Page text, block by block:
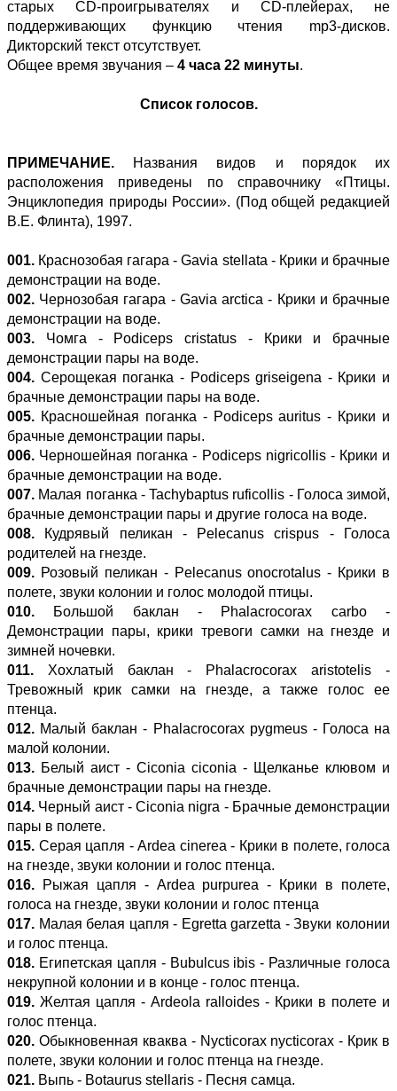
старых CD-проигрывателях и CD-плейерах, не
поддерживающих функцию чтения mp3-дисков.
Дикторский текст отсутствует.
Общее время звучания – 4 часа 22 минуты.
Список голосов.
ПРИМЕЧАНИЕ. Названия видов и порядок их
расположения приведены по справочнику «Птицы.
Энциклопедия природы России». (Под общей редакцией
В.Е. Флинта), 1997.
001. Краснозобая гагара - Gavia stellata - Крики и брачные
демонстрации на воде.
002. Чернозобая гагара - Gavia arctica - Крики и брачные
демонстрации на воде.
003. Чомга - Podiceps cristatus - Крики и брачные
демонстрации пары на воде.
004. Серощекая поганка - Podiceps griseigena - Крики и
брачные демонстрации пары на воде.
005. Красношейная поганка - Podiceps auritus - Крики и
брачные демонстрации пары.
006. Черношейная поганка - Podiceps nigricollis - Крики и
брачные демонстрации на воде.
007. Малая поганка - Tachybaptus ruficollis - Голоса зимой,
брачные демонстрации пары и другие голоса на воде.
008. Кудрявый пеликан - Pelecanus crispus - Голоса
родителей на гнезде.
009. Розовый пеликан - Pelecanus onocrotalus - Крики в
полете, звуки колонии и голос молодой птицы.
010. Большой баклан - Phalacrocorax carbo -
Демонстрации пары, крики тревоги самки на гнезде и
зимней ночевки.
011. Хохлатый баклан - Phalacrocorax aristotelis -
Тревожный крик самки на гнезде, а также голос ее
птенца.
012. Малый баклан - Phalacrocorax pygmeus - Голоса на
малой колонии.
013. Белый аист - Ciconia ciconia - Щелканье клювом и
брачные демонстрации пары на гнезде.
014. Черный аист - Ciconia nigra - Брачные демонстрации
пары в полете.
015. Серая цапля - Ardea cinerea - Крики в полете, голоса
на гнезде, звуки колонии и голос птенца.
016. Рыжая цапля - Ardea purpurea - Крики в полете,
голоса на гнезде, звуки колонии и голос птенца
017. Малая белая цапля - Egretta garzetta - Звуки колонии
и голос птенца.
018. Египетская цапля - Bubulcus ibis - Различные голоса
некрупной колонии и в конце - голос птенца.
019. Желтая цапля - Ardeola ralloides - Крики в полете и
голос птенца.
020. Обыкновенная кваква - Nycticorax nycticorax - Крик в
полете, звуки колонии и голос птенца на гнезде.
021. Выпь - Botaurus stellaris - Песня самца.